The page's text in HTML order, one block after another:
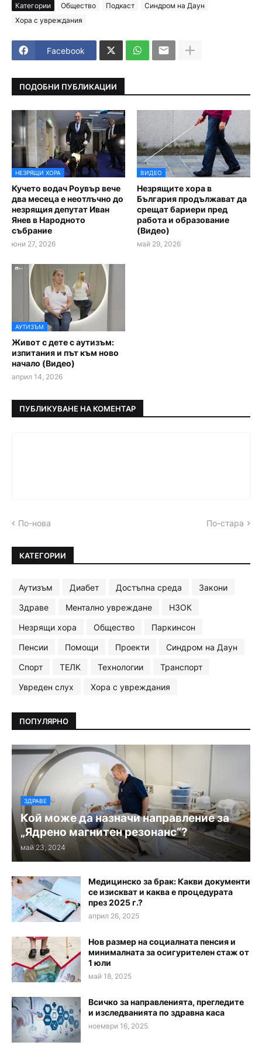
Категории Общество Подкаст
Синдром на Даун
Хора с увреждания
Facebook
ПОДОБНИ ПУБЛИКАЦИИ
НЕЗРЯЩИ ХОРА
Кучето водач Роувър вече
два месеца е неотлъчно до
незрящия депутат Иван
Янев в Народното
събрание
юни 27, 2026
ВИДЕО
Незрящите хора в
България продължават да
срещат бариери пред
работа и образование
(Видео)
май 29, 2026
АУТИЗЪМ
Живот с дете с аутизъм:
изпитания и път към ново
начало (Видео)
април 14, 2026
ПУБЛИКУВАНЕ НА КОМЕНТАР
По-нова По-стара
КАТЕГОРИИ
Аутизъм Диабет Достъпна среда
Закони
Здраве
Ментално увреждане
НЗОК
Незрящи хора
Общество
Паркинсон
Пенсии
Помощи Проекти
Синдром на Даун
Спорт
ТЕЛК Технологии
Транспорт
Увреден слух
Хора с увреждания
ПОПУЛЯРНО
ЗДРАВЕ
Кой може да назначи направление за
„Ядрено магнитен резонанс“?
май 23, 2024
Медицинско за брак: Какви документи
се изискват и каква е процедурата
през 2025 г.?
април 26, 2025
Нов размер на социалната пенсия и
минималната за осигурителен стаж от
1 юли
май 18, 2025
Всичко за направленията, прегледите
и изследванията по здравна каса
ноември 16, 2025